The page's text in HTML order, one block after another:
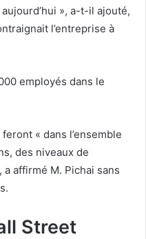
», a-t-il ajouté,
l’entreprise à
employés dans le
« dans l’ensemble
des niveaux de
affirmé M. Pichai sans
Street